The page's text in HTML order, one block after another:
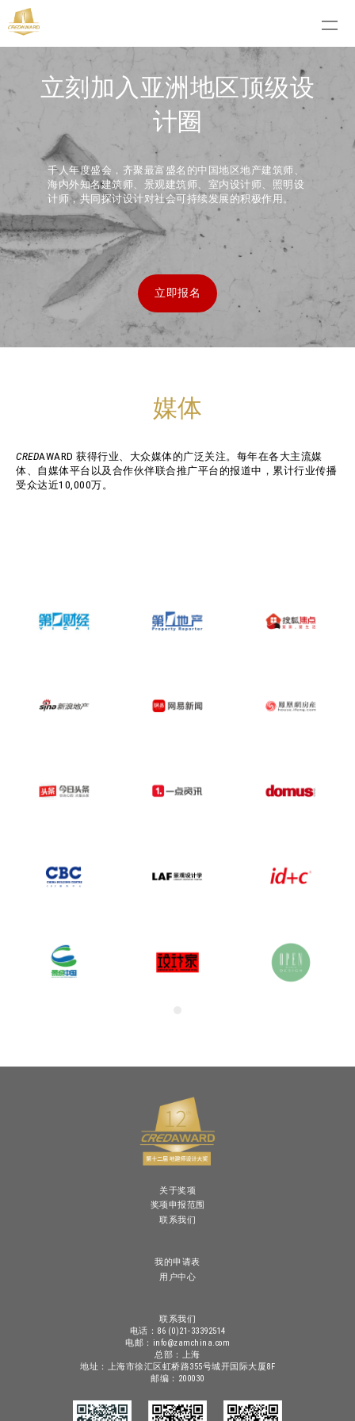
立刻加入亚洲地区顶级设
计圈
千人年度盛会，齐聚最富盛名的中国地区地产建筑师、
海内外知名建筑师、景观建筑师、室内设计师、照明设
计师，共同探讨设计对社会可持续发展的积极作用。
立即报名
媒体
CREDAWARD 获得行业、大众媒体的广泛关注。每年在各大主流媒
体、自媒体平台以及合作伙伴联合推广平台的报道中，累计行业传播
受众达近10,000万。
关于奖项
奖项申报范围
联系我们
我的申请表
用户中心
联系我们
电话：86 (0)21-33392514
电邮：info@zamchina.com
总部：上海
地址：上海市徐汇区虹桥路355号城开国际大厦8F
邮编：200030